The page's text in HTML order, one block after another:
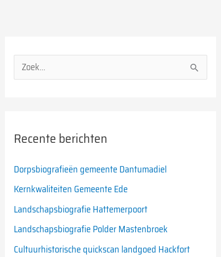
n
a
r
:
Recente berichten
Dorpsbiografieën gemeente Dantumadiel
Kernkwaliteiten Gemeente Ede
Landschapsbiografie Hattemerpoort
Landschapsbiografie Polder Mastenbroek
Cultuurhistorische quickscan landgoed Hackfort